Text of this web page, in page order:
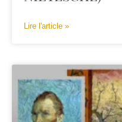
Lire l'article »